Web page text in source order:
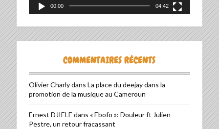
00:00 04:42
COMMENTAIRES RÉCENTS
Olivier Charlydans La place du deejay dans la
promotion de la musique au Cameroun
Ernest DJIELE dans « Ebofo »: Douleur ft Julien
Pestre, un retour fracassant